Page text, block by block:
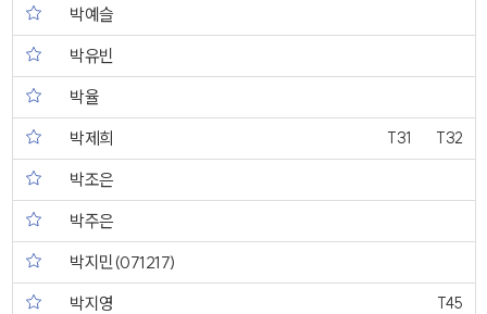
박예슬
박유빈
박율
박제희
T31 T32
박조은
박주은
박지민(071217)
박지영
T45